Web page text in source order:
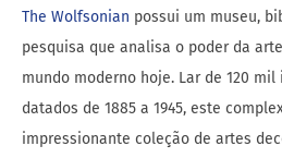
The Wolfsonian possui um museu,
pesquisa que analisa o poder da
mundo moderno hoje. Lar de 120
datados de 1885 a 1945, este
impressionante coleção de artes